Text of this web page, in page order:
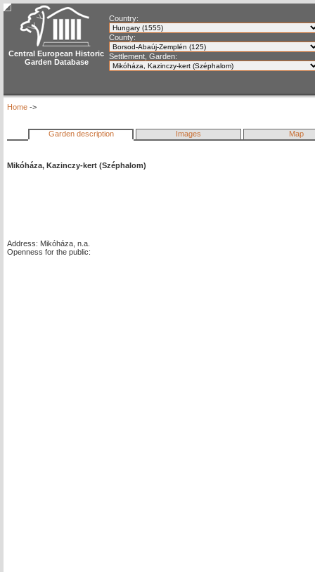
Central European Historic
Garden Database
Country:
County:
Settlement, Garden:
Home ->
Garden description Images Map
Mikóháza, Kazinczy-kert (Széphalom)
Address: Mikóháza, n.a.
Openness for the public: